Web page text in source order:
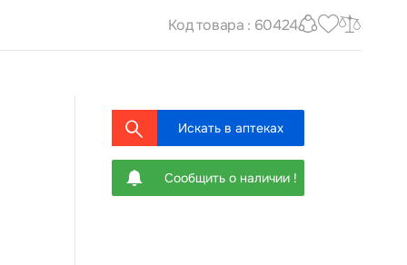
Код товара : 60424
Искать в аптеках
Сообщить о наличии !